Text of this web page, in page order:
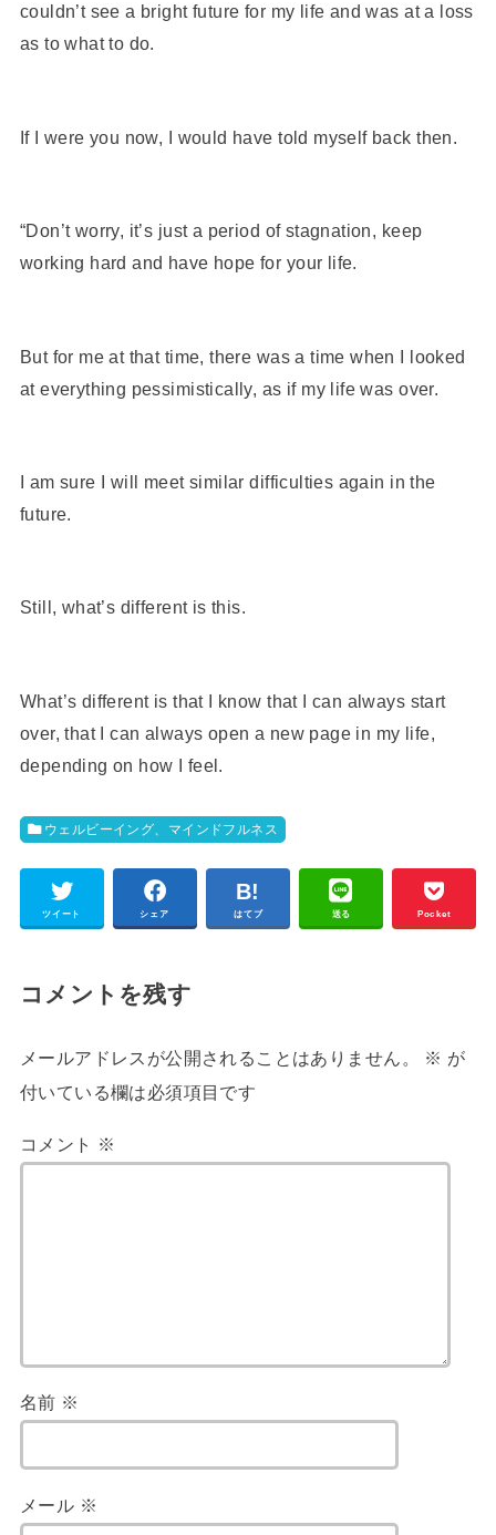
couldn’t see a bright future for my life and was at a loss
as to what to do.
If I were you now, I would have told myself back then.
“Don’t worry, it’s just a period of stagnation, keep
working hard and have hope for your life.
But for me at that time, there was a time when I looked
at everything pessimistically, as if my life was over.
I am sure I will meet similar difficulties again in the
future.
Still, what’s different is this.
What’s different is that I know that I can always start
over, that I can always open a new page in my life,
depending on how I feel.
ウェルビーイング、マインドフルネス
ツイート シェア はてブ 送る Pocket
コメントを残す
メールアドレスが公開されることはありません。 ※ が
付いている欄は必須項目です
コメント ※
名前 ※
メール ※